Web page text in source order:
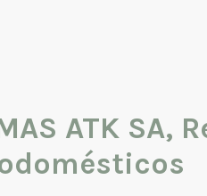
ATK SA,